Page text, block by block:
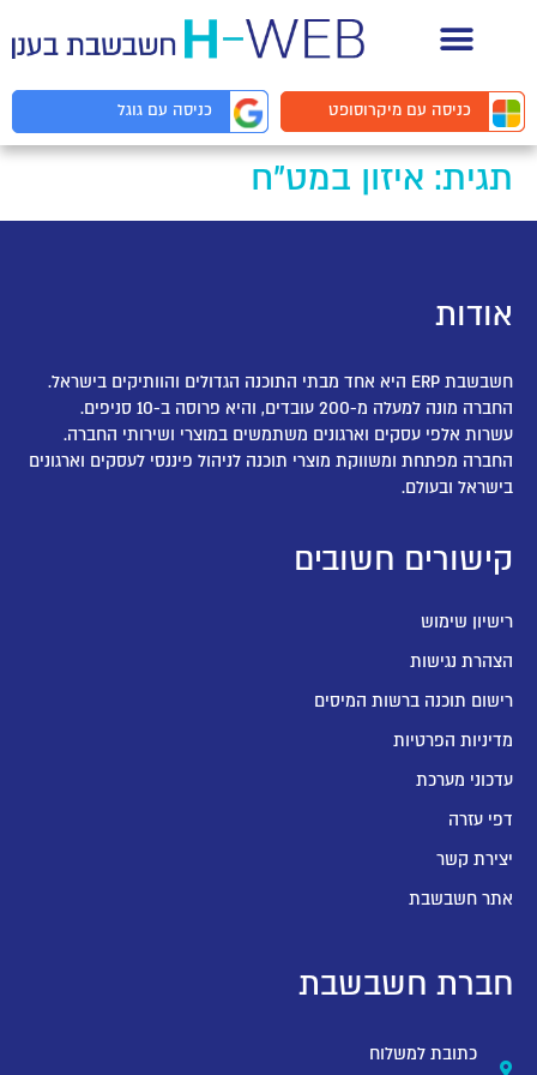
כניסה עםמיקרוסופט כניסה עם גוגל
תגית: איזון במט"ח
אודות
חשבשבת ERP היא אחד מבתי התוכנה הגדולים והוותיקים בישראל.
החברה מונה למעלה מ-200 עובדים, והיא פרוסה ב-10 סניפים.
עשרות אלפי עסקים וארגונים משתמשים במוצרי ושירותי החברה.
החברה מפתחת ומשווקת מוצרי תוכנה לניהול פיננסי לעסקים וארגונים
בישראל ובעולם.
קישורים חשובים
רישיון שימוש
הצהרת נגישות
רישום תוכנה ברשות המיסים
מדיניות הפרטיות
עדכוני מערכת
דפי עזרה
יצירת קשר
אתר חשבשבת
חברת חשבשבת
כתובת למשלוח